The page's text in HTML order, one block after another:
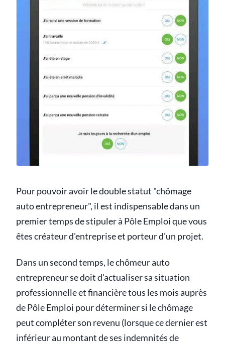
Pour pouvoir avoir le double statut "chômage
auto entrepreneur", il est indispensable dans un
premier temps de stipuler à Pôle Emploi que vous
êtes créateur d'entreprise et porteur d'un projet.
Dans un second temps, le chômeur auto
entrepreneur se doit d'actualiser sa situation
professionnelle et financière tous les mois auprès
de Pôle Emploi pour déterminer si le chômage
peut compléter son revenu (lorsque ce dernier est
inférieur au montant de ses indemnités de